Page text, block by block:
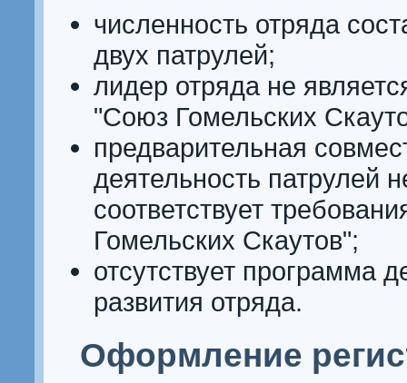
численность отряда
двух патрулей;
лидер отряда не
"Союз Гомельских
предварительная
деятельность патрулей
соответствует
Гомельских Скаутов";
отсутствует программа
развития отряда.
Оформление